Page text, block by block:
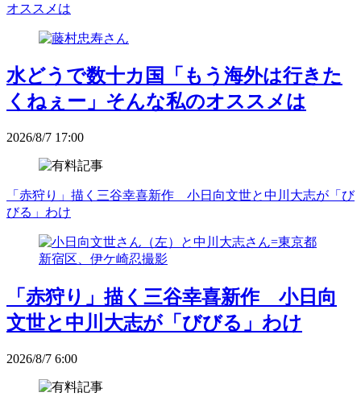
オススメは
水どうで数十カ国「もう海外は行きた
くねぇー」そんな私のオススメは
2026/8/7 17:00
「赤狩り」描く三谷幸喜新作 小日向文世と中川大志が「び
びる」わけ
「赤狩り」描く三谷幸喜新作 小日向
文世と中川大志が「びびる」わけ
2026/8/7 6:00